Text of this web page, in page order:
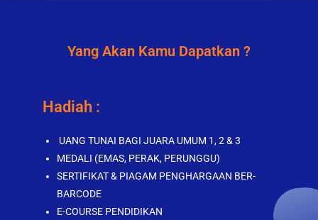
Yang Akan Kamu Dapatkan ?
Hadiah :
UANG TUNAI BAGI JUARA UMUM 1, 2 & 3
MEDALI (EMAS, PERAK, PERUNGGU)
SERTIFIKAT & PIAGAM PENGHARGAAN BER-
BARCODE
E-COURSE PENDIDIKAN